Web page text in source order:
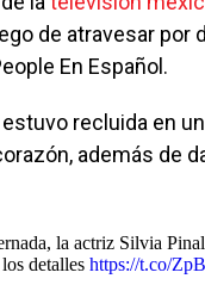
de atravesar por
En Español.
recluida en
además de
la actriz Silvia
detalles https://t.co/